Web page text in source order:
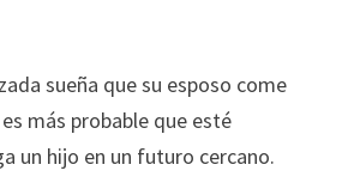
sueña que su esposo come
más probable que esté
un hijo en un futuro cercano.